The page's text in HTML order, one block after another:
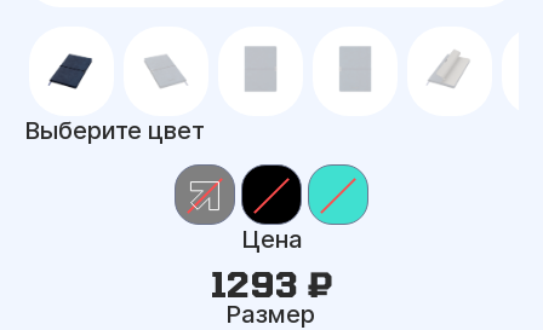
Выберите цвет
Цена
1293 ₽
Размер